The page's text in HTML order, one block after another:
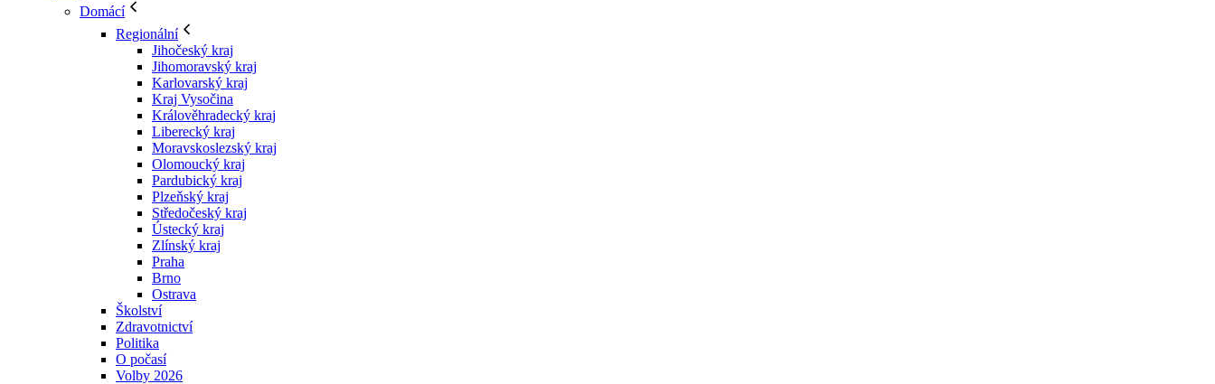
Domácí
Regionální
Jihočeský kraj
Jihomoravský kraj
Karlovarský kraj
Kraj Vysočina
Králověhradecký kraj
Liberecký kraj
Moravskoslezský kraj
Olomoucký kraj
Pardubický kraj
Plzeňský kraj
Středočeský kraj
Ústecký kraj
Zlínský kraj
Praha
Brno
Ostrava
Školství
Zdravotnictví
Politika
O počasí
Volby 2026